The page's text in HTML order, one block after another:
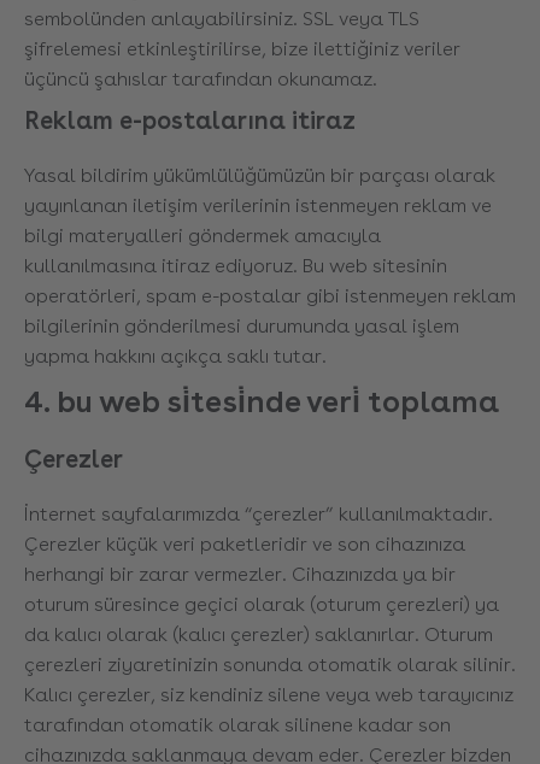
sembolünden anlayabilirsiniz. SSL veya TLS
şifrelemesi etkinleştirilirse, bize ilettiğiniz veriler
üçüncü şahıslar tarafından okunamaz.
Reklam e-postalarına itiraz
Yasal bildirim yükümlülüğümüzün bir parçası olarak
yayınlanan iletişim verilerinin istenmeyen reklam ve
bilgi materyalleri göndermek amacıyla
kullanılmasına itiraz ediyoruz. Bu web sitesinin
operatörleri, spam e-postalar gibi istenmeyen reklam
bilgilerinin gönderilmesi durumunda yasal işlem
yapma hakkını açıkça saklı tutar.
4. bu web si̇tesi̇nde veri̇ toplama
Çerezler
İnternet sayfalarımızda “çerezler” kullanılmaktadır.
Çerezler küçük veri paketleridir ve son cihazınıza
herhangi bir zarar vermezler. Cihazınızda ya bir
oturum süresince geçici olarak (oturum çerezleri) ya
da kalıcı olarak (kalıcı çerezler) saklanırlar. Oturum
çerezleri ziyaretinizin sonunda otomatik olarak silinir.
Kalıcı çerezler, siz kendiniz silene veya web tarayıcınız
tarafından otomatik olarak silinene kadar son
cihazınızda saklanmaya devam eder. Çerezler bizden